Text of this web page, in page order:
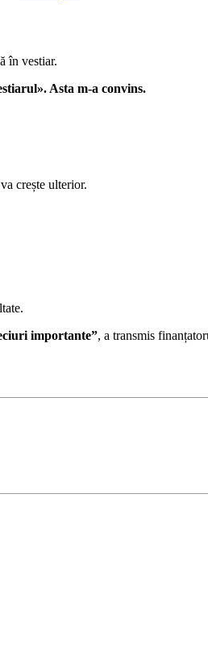
în vestiar.
Asta m-a convins.
crește ulterior.
importante”, a transmis